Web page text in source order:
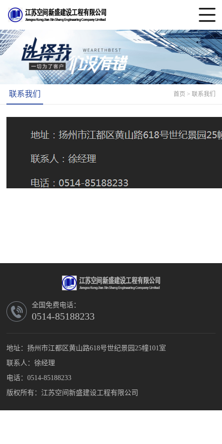
首页 > 联系我们
联系我们
全国免费电话：
0514-85188233
地址：扬州市江都区黄山路618号世纪景园25幢101室
联系人：徐经理
电话：0514-85188233
版权所有：江苏空间新盛建设工程有限公司